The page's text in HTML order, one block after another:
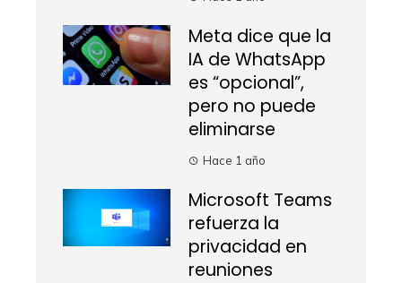
Meta dice que la
IA de WhatsApp
es “opcional”,
pero no puede
eliminarse
Hace 1 año
Microsoft Teams
refuerza la
privacidad en
reuniones